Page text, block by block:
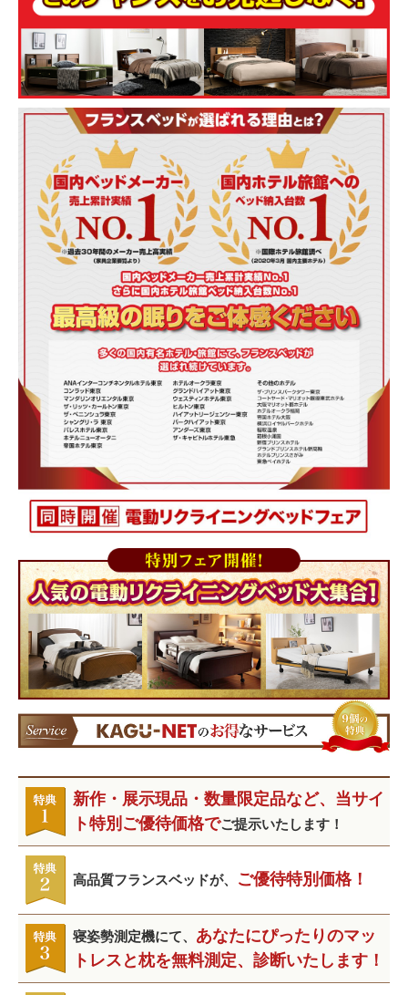
新作・展示現品・数量限定品など、当サイ
ト特別ご優待価格でご提示いたします！
高品質フランスベッドが、 ご優待特別価格！
寝姿勢測定機にて、 あなたにぴったりのマッ
トレスと枕を無料測定、診断いたします！